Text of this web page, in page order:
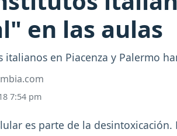
en las aulas
italianos en Piacenza y Palermo
7:54 pm